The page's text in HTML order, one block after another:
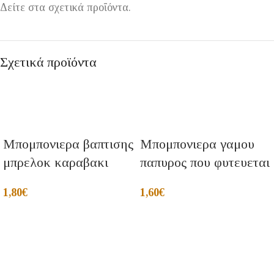
Δείτε στα σχετικά προΐόντα.
Σχετικά προϊόντα
Μπομπονιερα βαπτισης
μπρελοκ καραβακι
1,80€
Μπομπονιερα γαμου
παπυρος που φυτευεται
1,60€